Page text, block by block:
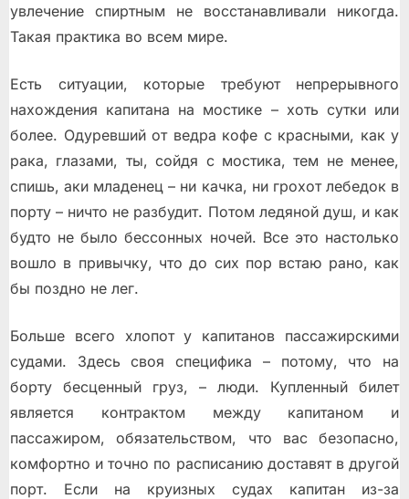
увлечение спиртным не восстанавливали никогда.
Такая практика во всем мире.
Есть ситуации, которые требуют непрерывного
нахождения капитана на мостике – хоть сутки или
более. Одуревший от ведра кофе с красными, как у
рака, глазами, ты, сойдя с мостика, тем не менее,
спишь, аки младенец – ни качка, ни грохот лебедок в
порту – ничто не разбудит. Потом ледяной душ, и как
будто не было бессонных ночей. Все это настолько
вошло в привычку, что до сих пор встаю рано, как
бы поздно не лег.
Больше всего хлопот у капитанов пассажирскими
судами. Здесь своя специфика – потому, что на
борту бесценный груз, – люди. Купленный билет
является контрактом между капитаном и
пассажиром, обязательством, что вас безопасно,
комфортно и точно по расписанию доставят в другой
порт. Если на круизных судах капитан из-за